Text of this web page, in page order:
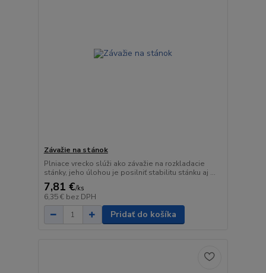
Závažie na stánok
Plniace vrecko slúži ako závažie na rozkladacie
stánky, jeho úlohou je posilniť stabilitu stánku aj ...
7,81 €/ks
6,35 € bez DPH
Pridať do košíka